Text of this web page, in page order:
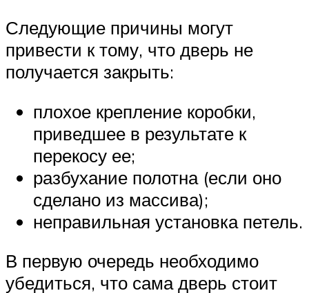
Следующие причины могут
привести к тому, что дверь не
получается закрыть:
плохое крепление коробки,
приведшее в результате к
перекосу ее;
разбухание полотна (если оно
сделано из массива);
неправильная установка петель.
В первую очередь необходимо
убедиться, что сама дверь стоит